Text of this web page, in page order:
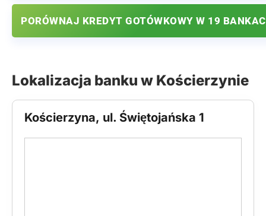
PORÓWNAJ KREDYT GOTÓWKOWY W 19
Lokalizacja banku w Kościerzynie
Kościerzyna, ul. Świętojańska 1